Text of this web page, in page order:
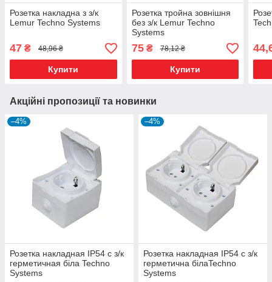
Розетка накладна з з/к
Lemur Techno Systems
47 ₴ 48,96 ₴
Купити
Розетка тройна зовнішня
без з/к Lemur Techno
Systems
75₴ 78,12 ₴
Купити
Акційні пропозиції та новинки
–4%
Розетка накладная IP54 c з/к
герметичная біла Techno
Systems
–4%
Розетка накладная IP54 c з/к
герметична білаTechno
Systems